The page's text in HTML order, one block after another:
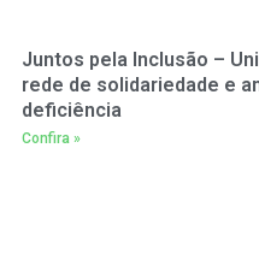
Juntos pela Inclusão –
rede de solidariedade e
deficiência
Confira »